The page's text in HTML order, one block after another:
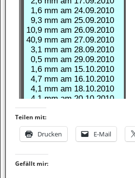
Teilen mit:
Drucken E-Mail
Gefällt mir: